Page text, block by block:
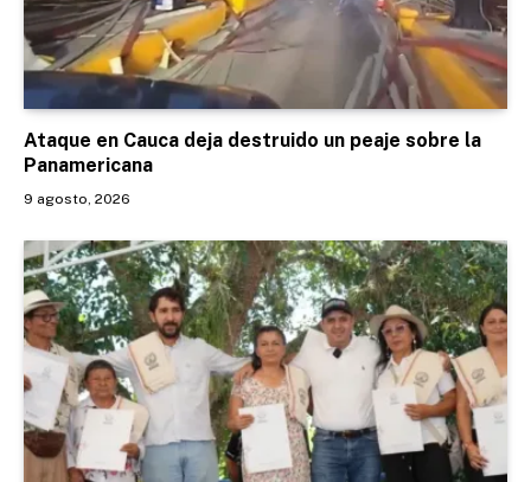
Ataque en Cauca deja destruido un peaje sobre la
Panamericana
9 agosto, 2026